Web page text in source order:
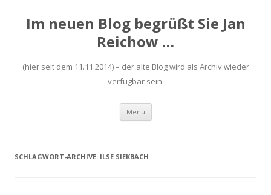
Im neuen Blog begrüßt Sie Jan
Reichow …
(hier seit dem 11.11.2014) – der alte Blog wird als Archiv wieder
verfügbar sein.
Menü Zum
springen
SCHLAGWORT-ARCHIVE: ILSE SIEKBACH